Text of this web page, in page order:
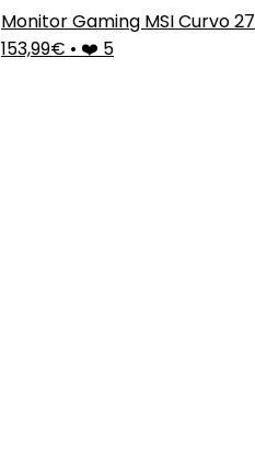
Monitor Gaming MSI Curvo 27
153,99€ • ❤️ 5